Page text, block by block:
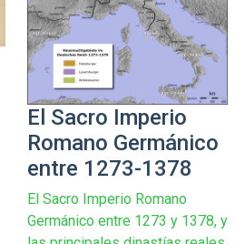
El Sacro Imperio
Romano Germánico
entre 1273-1378
El Sacro Imperio Romano
Germánico entre 1273 y 1378, y